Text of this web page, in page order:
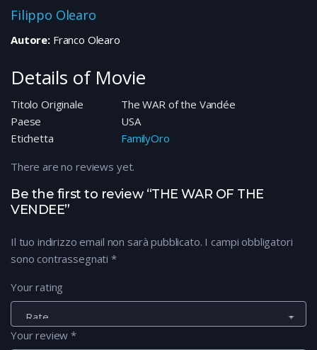
Filippo Olearo
Autore:Franco Olearo
Details of Movie
Titolo Originale
The WAR of the Vandée
Paese
USA
Etichetta
FamilyOro
Be the first to review “THE WAR OF THE
VENDEE”
Il tuo indirizzo email non sarà pubblicato. I campi obbligatori
sono contrassegnati *
Your rating
Your review*
There are no reviews yet.